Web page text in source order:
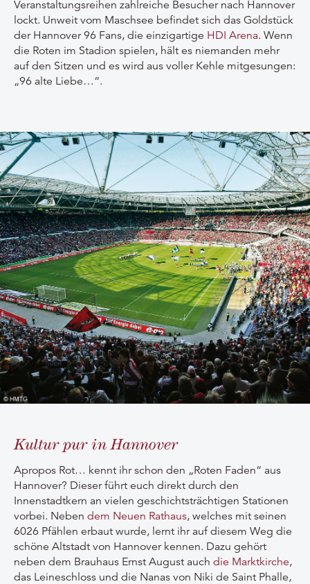
Veranstaltungsreihen zahlreiche Besucher nach Hannover
lockt. Unweit vom Maschsee befindet sich das Goldstück
der Hannover 96 Fans, die einzigartige HDI Arena. Wenn
die Roten im Stadion spielen, hält es niemanden mehr
auf den Sitzen und es wird aus voller Kehle mitgesungen:
„96 alte Liebe…“.
Kultur pur in Hannover
Apropos Rot… kennt ihr schon den „Roten Faden“ aus
Hannover? Dieser führt euch direkt durch den
Innenstadtkern an vielen geschichtsträchtigen Stationen
vorbei. Neben dem Neuen Rathaus, welches mit seinen
6026 Pfählen erbaut wurde, lernt ihr auf diesem Weg die
schöne Altstadt von Hannover kennen. Dazu gehört
neben dem Brauhaus Ernst August auch die Marktkirche,
das Leineschloss und die Nanas von Niki de Saint Phalle,